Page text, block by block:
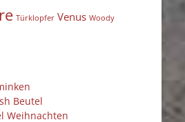
Türklopfer Venus Woody
Beutel
Weihnachten